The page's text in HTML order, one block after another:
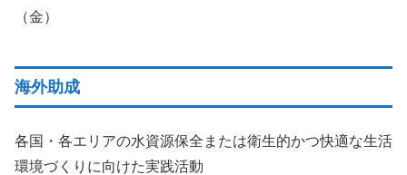
（金）
海外助成
各国・各エリアの水資源保全または衛生的かつ快適な生活
環境づくりに向けた実践活動